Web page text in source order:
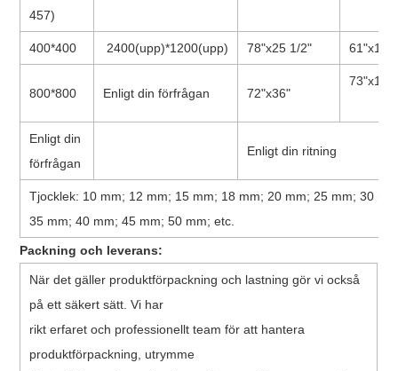
457)
400*400 2400(upp)*1200(upp) 78"x25 1/2"
800*800 Enligt din förfrågan 72"x36"
Enligt din
förfrågan
Enligt din ritning
Tjocklek: 10 mm; 12 mm; 15 mm; 18 mm; 20 mm; 25 mm; 30
35 mm; 40 mm; 45 mm; 50 mm; etc.
Packning och leverans:
När det gäller produktförpackning och lastning gör vi också
på ett säkert sätt. Vi har
rikt erfaret och professionellt team för att hantera
produktförpackning, utrymme